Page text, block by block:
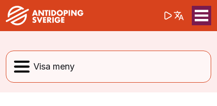
Sök på(opens in a